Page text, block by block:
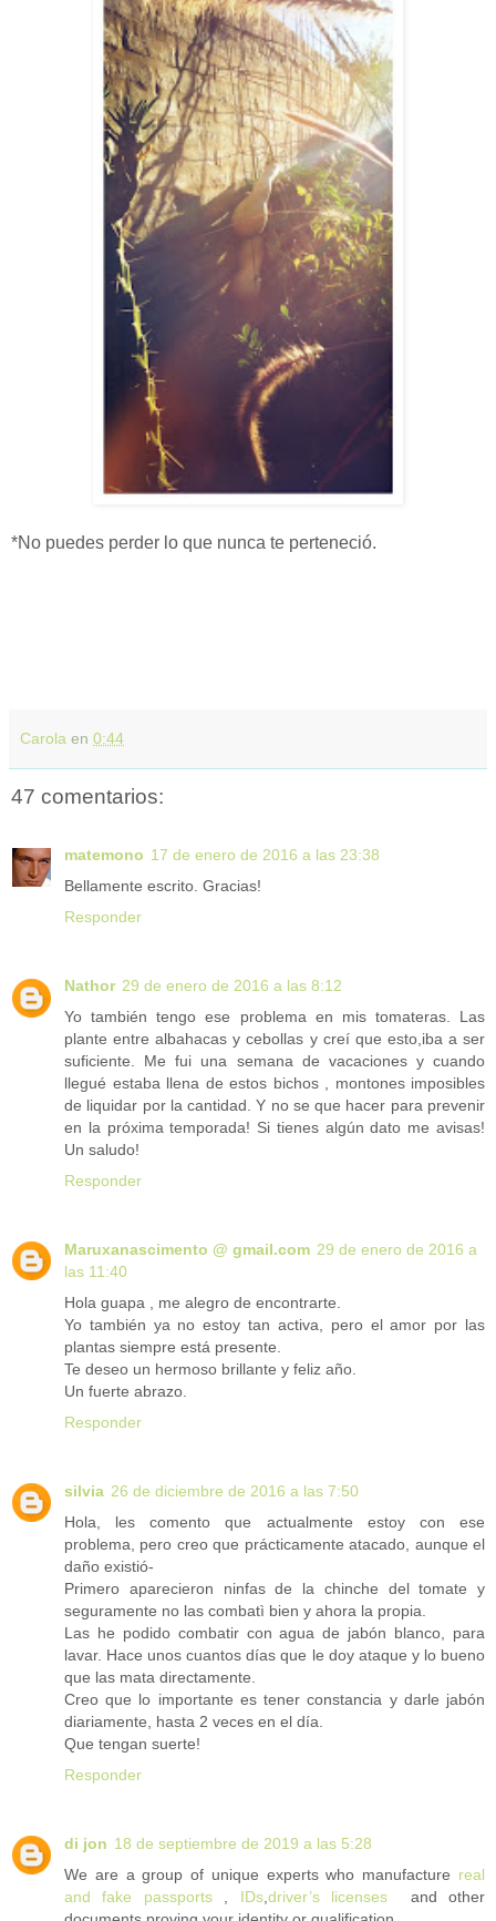
*No puedes perder lo que nunca te perteneció.
Carola en 0:44
47 comentarios:
matemono 17 de enero de 2016 a las 23:38
Bellamente escrito. Gracias!
Responder
Nathor 29 de enero de 2016 a las 8:12
Yo también tengo ese problema en mis tomateras. Las
plante entre albahacas y cebollas y creí que esto,iba a ser
suficiente. Me fui una semana de vacaciones y cuando
llegué estaba llena de estos bichos , montones imposibles
de liquidar por la cantidad. Y no se que hacer para prevenir
en la próxima temporada! Si tienes algún dato me avisas!
Un saludo!
Responder
Maruxanascimento @ gmail.com 29 de enero de 2016 a
las 11:40
Hola guapa , me alegro de encontrarte.
Yo también ya no estoy tan activa, pero el amor por las
plantas siempre está presente.
Te deseo un hermoso brillante y feliz año.
Un fuerte abrazo.
Responder
silvia 26 de diciembre de 2016 a las 7:50
Hola, les comento que actualmente estoy con ese
problema, pero creo que prácticamente atacado, aunque el
daño existió-
Primero aparecieron ninfas de la chinche del tomate y
seguramente no las combatì bien y ahora la propia.
Las he podido combatir con agua de jabón blanco, para
lavar. Hace unos cuantos días que le doy ataque y lo bueno
que las mata directamente.
Creo que lo importante es tener constancia y darle jabón
diariamente, hasta 2 veces en el día.
Que tengan suerte!
Responder
di jon 18 de septiembre de 2019 a las 5:28
We are a group of unique experts who manufacture real
and fake passports, IDs, driver’s licensesand other